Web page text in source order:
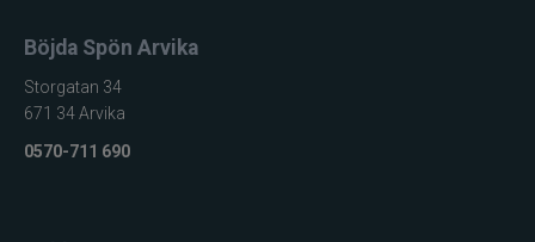
Böjda Spön Arvika
Storgatan 34
671 34 Arvika
0570-711 690